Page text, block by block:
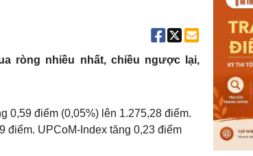
ròng nhiều nhất, chiều ngược lại,
0,59 điểm (0,05%) lên 1.275,28 điểm.
điểm. UPCoM-Index tăng 0,23 điểm